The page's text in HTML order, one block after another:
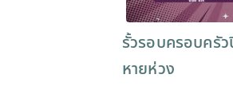
รั้วรอบครอบครั
หายห่วง